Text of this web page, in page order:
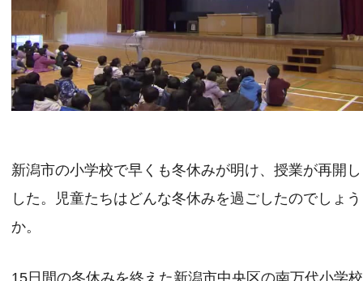
新潟市の小学校で早くも冬休みが明け、授業が再開
した。児童たちはどんな冬休みを過ごしたのでしょう
か。